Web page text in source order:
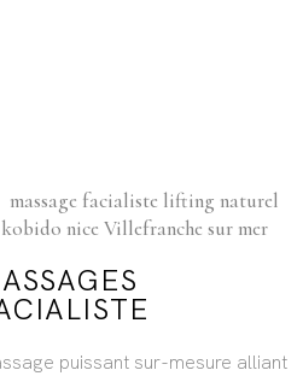
puissant sur-mesure alliant